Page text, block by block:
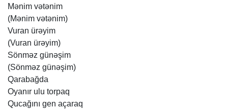
Mənim vətənim
(Mənim vətənim)
Vuran ürəyim
(Vuran ürəyim)
Sönməz günəşim
(Sönməz günəşim)
Qarabağda
Oyanır ulu torpaq
Qucağını gen açaraq